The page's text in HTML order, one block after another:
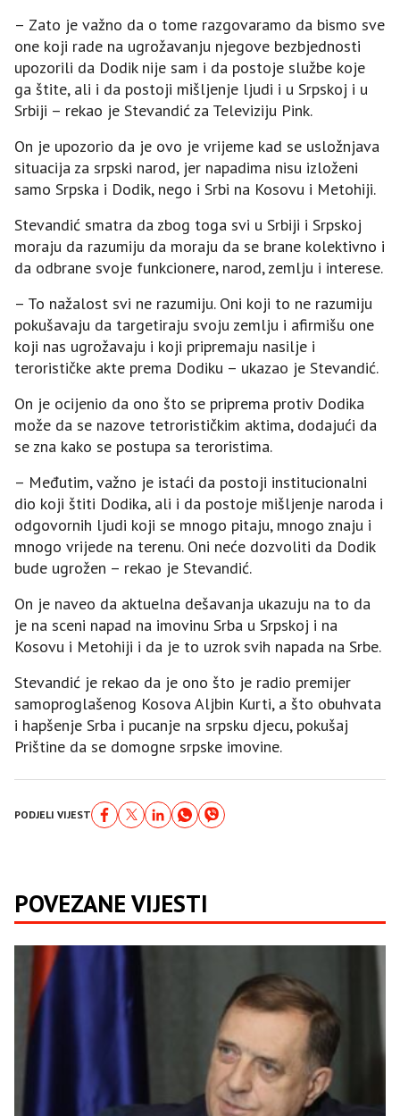
– Zato je važno da o tome razgovaramo da bismo sve
one koji rade na ugrožavanju njegove bezbjednosti
upozorili da Dodik nije sam i da postoje službe koje
ga štite, ali i da postoji mišljenje ljudi i u Srpskoj i u
Srbiji – rekao je Stevandić za Televiziju Pink.
On je upozorio da je ovo je vrijeme kad se usložnjava
situacija za srpski narod, jer napadima nisu izloženi
samo Srpska i Dodik, nego i Srbi na Kosovu i Metohiji.
Stevandić smatra da zbog toga svi u Srbiji i Srpskoj
moraju da razumiju da moraju da se brane kolektivno i
da odbrane svoje funkcionere, narod, zemlju i interese.
– To nažalost svi ne razumiju. Oni koji to ne razumiju
pokušavaju da targetiraju svoju zemlju i afirmišu one
koji nas ugrožavaju i koji pripremaju nasilje i
terorističke akte prema Dodiku – ukazao je Stevandić.
On je ocijenio da ono što se priprema protiv Dodika
može da se nazove tetrorističkim aktima, dodajući da
se zna kako se postupa sa teroristima.
– Međutim, važno je istaći da postoji institucionalni
dio koji štiti Dodika, ali i da postoje mišljenje naroda i
odgovornih ljudi koji se mnogo pitaju, mnogo znaju i
mnogo vrijede na terenu. Oni neće dozvoliti da Dodik
bude ugrožen – rekao je Stevandić.
On je naveo da aktuelna dešavanja ukazuju na to da
je na sceni napad na imovinu Srba u Srpskoj i na
Kosovu i Metohiji i da je to uzrok svih napada na Srbe.
Stevandić je rekao da je ono što je radio premijer
samoproglašenog Kosova Aljbin Kurti, a što obuhvata
i hapšenje Srba i pucanje na srpsku djecu, pokušaj
Prištine da se domogne srpske imovine.
PODJELI VIJEST
POVEZANE VIJESTI